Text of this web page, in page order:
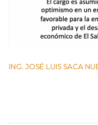
ING. JOSÉ LUIS SACA